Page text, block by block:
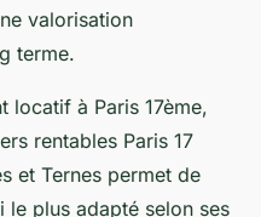
valorisation
terme.
locatif à Paris 17ème,
rentables Paris 17
et Ternes permet de
le plus adapté selon ses